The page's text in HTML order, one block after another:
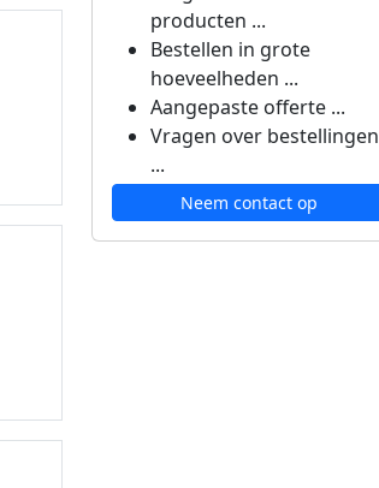
producten ...
Bestellen in grote
hoeveelheden ...
Aangepaste offerte ...
Vragen over bestellingen
...
Neem contact op